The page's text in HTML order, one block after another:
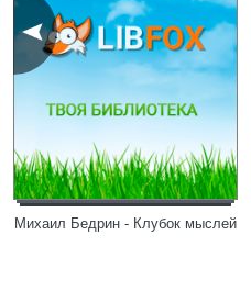
Михаил Бедрин - Клубок мыслей